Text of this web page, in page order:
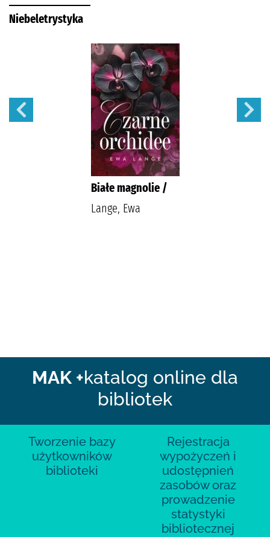
Niebeletrystyka
Białe magnolie /
Lange, Ewa
MAK +katalog online dla
bibliotek
Tworzenie bazy
użytkowników
biblioteki
Rejestracja
wypożyczeń i
udostępnień
zasobów oraz
prowadzenie
statystyki
bibliotecznej